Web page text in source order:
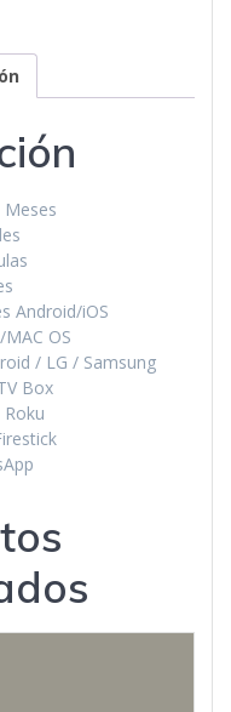
Android/iOS
OS
/ LG / Samsung
Box